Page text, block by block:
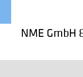
NME GmbH